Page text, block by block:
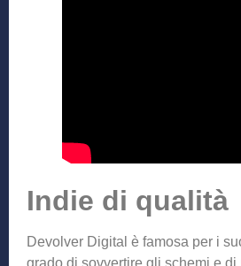
Indie di qualità
Devolver Digital è famosa per i
grado di sovvertire gli schemi e di